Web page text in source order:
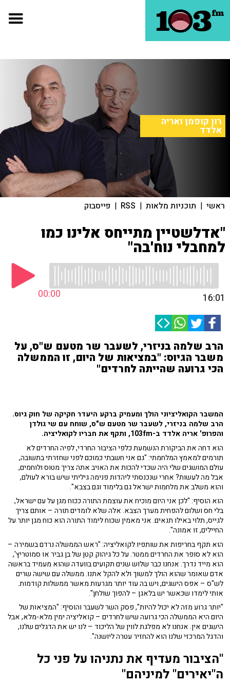
רון קופמן ואריה
אלדד
ראשי | תוכניות מלאות |
RSS
| פייסבוק
"אדלשטיין מתייחס אלינו כמו
למחבלי נוח'בה"
00:00 16:01
הרב שלמה בניזרי, לשעבר שר מטעם ש"ס, על
משבר הגיוס: "במציאות של היום, זו הממשלה
הכי גרועה שהייתה לחרדים"
המשבר הקואליציוני הולך ומעמיק ברקע היעדר חקיקה של חוק גיוס.
הרב שלמה בניזרי, לשעבר שר מטעם ש"ס, שוחח עם שי גולדן
והפרופ' אריה אלדד ב-103fm, ותקף את חבריו לקואליציה.
הוא דחה את הביקורת הנשמעת כלפי הציבור החרדי, לפיה החרדים לא
תורמים למאמץ המלחמתי: "גם אני חשבתי כמוכם לפני שחזרתי בתשובה,
עולם המושגים שלי היה שכדי להכות את האויב אתה צריך מטוס ולוחמים,
אבל מה לעשות? אחרי שנכנסתי ליהדות פנימה גיליתי שיש בורא לעולם,
והוא משלב את מלחמות ישראל גם בלימוד וגם בצבא".
הוא הוסיף: "לכן אני היום מוכיח את עוצמת התורה ככוח מגן על עם ישראל,
בלי חס ושלום להפחית מערך הצבא. אלה שלא לומדים תורה – אותם צריך
לגייס, תלוי באילו תנאים. אני מאמין שכוח לימוד התורה הוא כוח מגן יותר על
החיילים, זו אמונה".
הוא תקף בחריפות את שותפיו לקואליציה: "ראש הממשלה נרדם בשמירה –
הוא לא סופר את החרדים ממטר. על כל גיהוק קטן של בן גביר או סמוטריץ',
הוא מייד נדרך. אנחנו כבר שלוש שנים תקועים בוועדה שהוא מעמיד בראשה
אדם שאומר שהוא הולך למשוך ולא להקל אתנו. ממשלה עם שישה שרים
לש"ס – אפס הישגים, ויש בה עוד יותר מגרעות מאשר ממשלות קודמות.
אותי לימדו שכאשר יש בלאגן – להפוך שולחן".
"יותר גרוע מזה לא יכול להיות", פסק השר לשעבר והוסיף: "המציאות של
היום היא הממשלה הכי גרועה שיש לחרדים – קואליציה ימין מלא-מלא, אבל
הישגים אין. אנחנו לא מפלגת לווין של הליכוד – לנו יש את הדגלים שלנו,
והדגל המרכזי שלנו הוא להחזיר עטרה ליושנה".
"הציבור מעדיף את נתניהו על פני כל
ה"יאירים" למיניהם"